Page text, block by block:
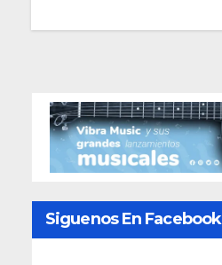
Siguenos En Facebook